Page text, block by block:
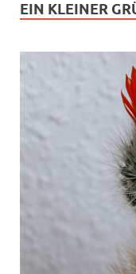
EIN KLEINER